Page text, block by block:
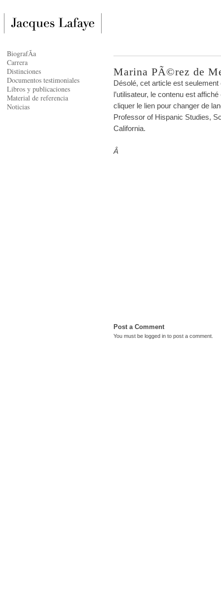
Marina PÃ©rez de
Désolé, cet article est
l’utilisateur, le contenu est
cliquer le lien pour changer de
Professor of Hispanic Studies,
California.
Â
Post a Comment
You must be logged in to post a comment.
BiografÃ­a
Carrera
Distinciones
Documentos testimoniales
Libros y publicaciones
Material de referencia
Noticias